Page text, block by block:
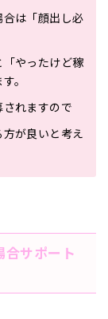
は「顔出し必
やったけど稼
。
れますので
が良いと考え
合サポート